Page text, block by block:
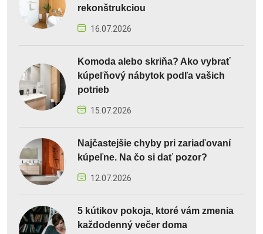
rekonštrukciou
16.07.2026
Komoda alebo skriňa? Ako vybrať
kúpeľňový nábytok podľa vašich
potrieb
15.07.2026
Najčastejšie chyby pri zariaďovaní
kúpeľne. Na čo si dať pozor?
12.07.2026
5 kútikov pokoja, ktoré vám zmenia
každodenný večer doma